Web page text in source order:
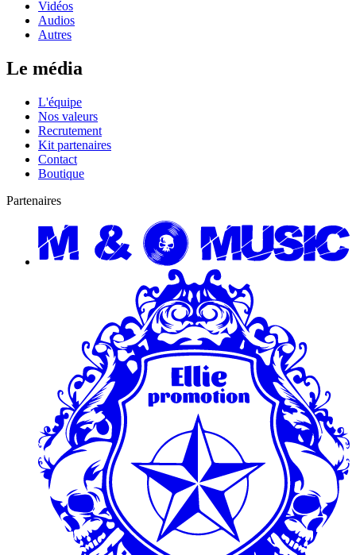
Vidéos
Audios
Autres
Le média
L'équipe
Nos valeurs
Recrutement
Kit partenaires
Contact
Boutique
Partenaires